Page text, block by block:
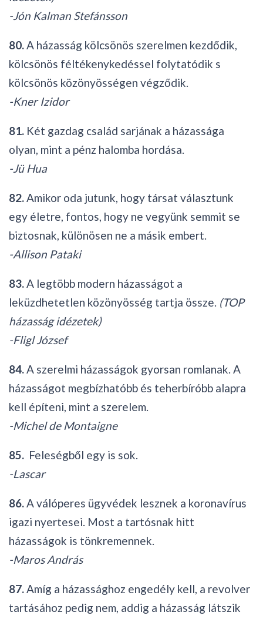
-Jón Kalman Stefánsson
80.A házasság kölcsönös szerelmen kezdődik,
kölcsönös féltékenykedéssel folytatódik s
kölcsönös közönyösségen végződik.
-Kner Izidor
81. Két gazdag család sarjának a házassága
olyan, mint a pénz halomba hordása.
-Jü Hua
82.Amikor oda jutunk, hogy társat választunk
egy életre, fontos, hogy ne vegyünk semmit se
biztosnak, különösen ne a másik embert.
-Allison Pataki
83.A legtöbb modern házasságot a
leküzdhetetlen közönyösség tartja össze. (TOP
házasság idézetek)
-Fligl József
84.A szerelmi házasságok gyorsan romlanak. A
házasságot megbízhatóbb és teherbíróbb alapra
kell építeni, mint a szerelem.
-Michel de Montaigne
85. Feleségből egy is sok.
-Lascar
86.A válóperes ügyvédek lesznek a koronavírus
igazi nyertesei. Most a tartósnak hitt
házasságok is tönkremennek.
-Maros András
87.Amíg a házassághoz engedély kell, a revolver
tartásához pedig nem, addig a házasság látszik